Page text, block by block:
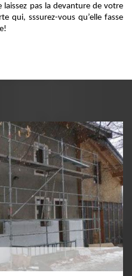
pas la devanture de votre
qui, sssurez-vous qu’elle fasse